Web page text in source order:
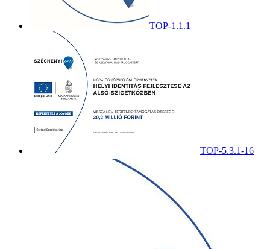
TOP-1.1.1
TOP-5.3.1-16